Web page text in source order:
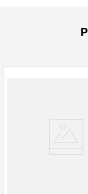
Producto (kg)